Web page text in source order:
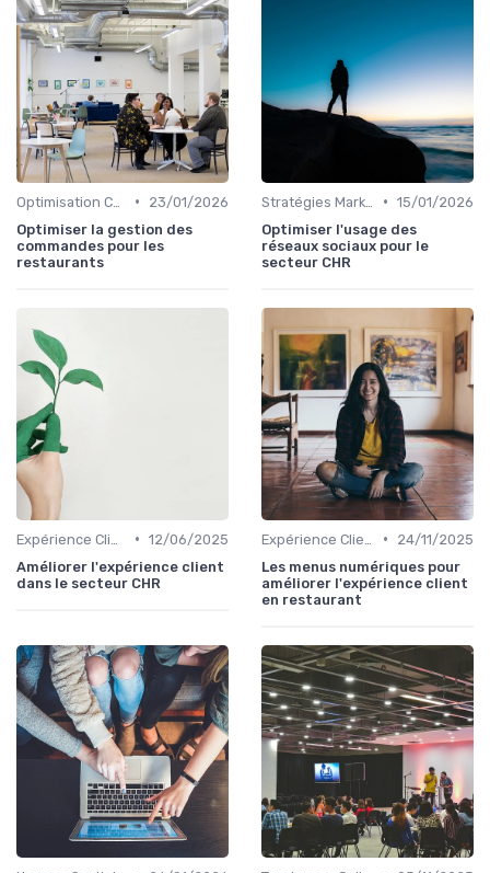
•
23/01/2026
Optimiser la gestion des
commandes pour les
restaurants
• 15/01/2026
Optimiser l'usage des
réseaux sociaux pour le
secteur CHR
• 12/06/2025
Améliorer l'expérience client
dans le secteur CHR
•
24/11/2025
Les menus numériques pour
améliorer l'expérience client
en restaurant